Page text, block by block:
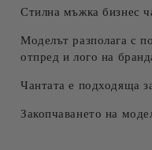
Съгласен съм с
Ние ще се свържем с вас
Стилна мъжка бизнес
Моделът разполага с
отпред и лого на
Чантата е подходяща
Закопчаването на